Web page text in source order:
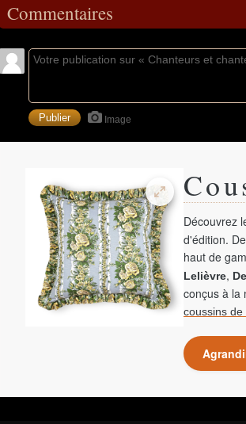
Commentaires
Image
Découvrez
d'édition.
haut de
Lelièvre,
conçus à la
coussins de